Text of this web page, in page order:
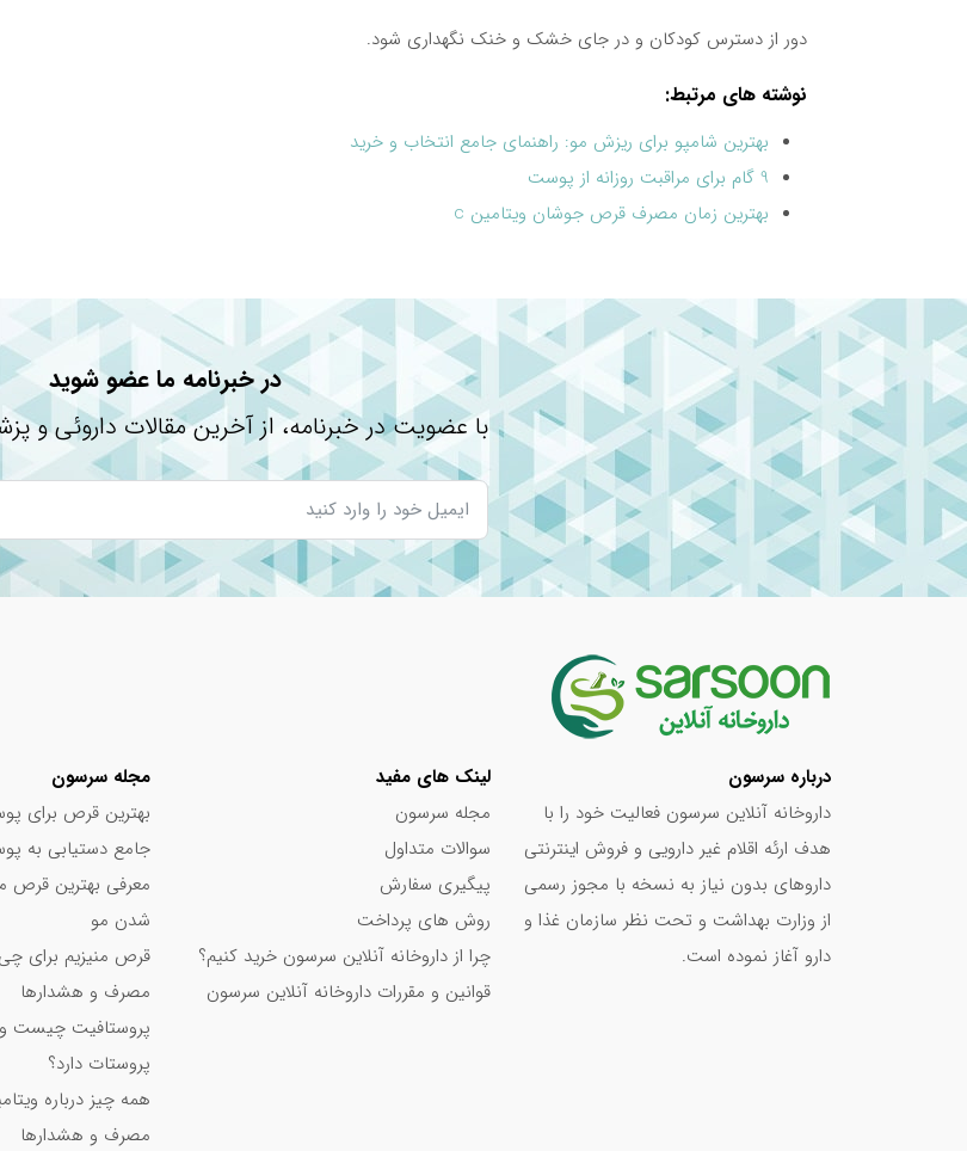
دور از دسترس کودکان و در جای خشک و خنک نگهداری شود.
نوشته های مرتبط:
بهترین شامپو برای ریزش مو: راهنمای جامع انتخاب و خرید
9 گام برای مراقبت روزانه از پوست
بهترین زمان مصرف قرص جوشان ویتامین c
مقدار مصرف شربت پلارژین کیدز در کودکان
در خبرنامه ما عضو شوید
با عضویت در خبرنامه، از آخرین مقالات داروئی و
درباره سرسون
داروخانه آنلاین سرسون فعالیت خود را با
هدف ارئه اقلام غیر دارویی و فروش اینترنتی
داروهای بدون نیاز به نسخه با مجوز رسمی
از وزارت بهداشت و تحت نظر سازمان غذا و
دارو آغاز نموده است.
لینک های مفید
مجله سرسون
سوالات متداول
پیگیری سفارش
روش های پرداخت
چرا از داروخانه آنلاین سرسون خرید کنیم؟
قوانین و مقررات داروخانه آنلاین سرسون
مجله سرسون
بهترین قرص برای
جامع دستیابی به
معرفی بهترین قرص
شدن مو
قرص منیزیم برای
مصرف و هشدارها
پروستافیت چیست و
پروستات دارد؟
مصرف و هشدارها